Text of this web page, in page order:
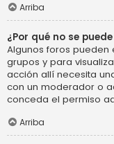
Arriba
¿Por qué no se
Algunos foros pueden
grupos y para
acción allí necesita
con un moderador o
conceda el permiso
Arriba